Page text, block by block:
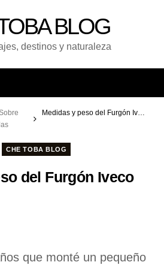
BLOG
destinos y naturaleza
Medidas y peso del Furgón Iveco Daily 35s15
CHE TOBA BLOG
del Furgón Iveco
que monté un pequeño